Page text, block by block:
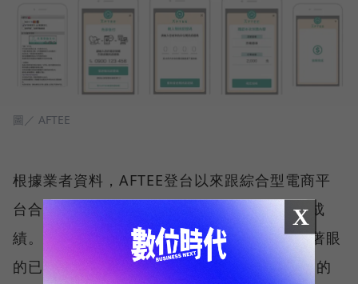
圖／ AFTEE
根據業者資料，AFTEE登台以來跟綜合型電商平
台合作，在這些平台上持續交出年成長2倍的成
績。可以說，現在BNPL在台灣的發展，業者著眼
的已經不再是所謂信用小白，或是收入不穩定的
X